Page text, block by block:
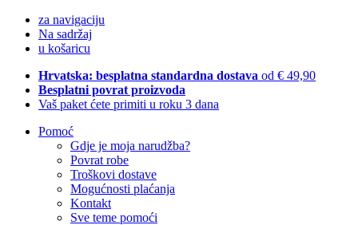
za navigaciju
Na sadržaj
u košaricu
Hrvatska: besplatna standardna dostava od € 49,90
Besplatni povrat proizvoda
Vaš paket ćete primiti u roku 3 dana
Pomoć
Gdje je moja narudžba?
Povrat robe
Troškovi dostave
Mogućnosti plaćanja
Kontakt
Sve teme pomoći